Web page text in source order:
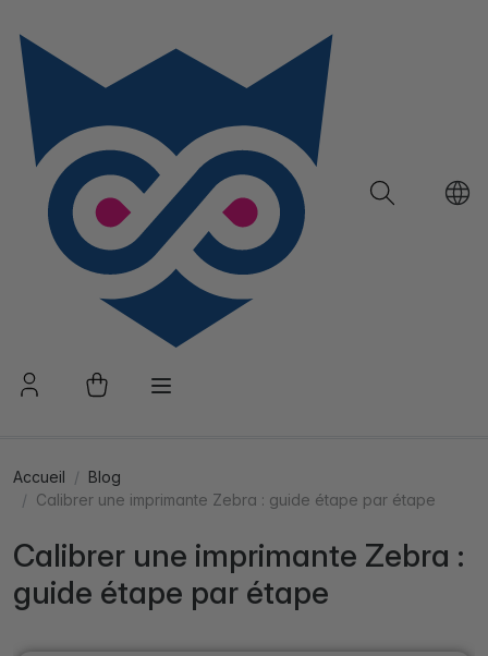
Accueil
Blog
Calibrer une imprimante Zebra : guide étape par étape
Calibrer une imprimante Zebra :
guide étape par étape